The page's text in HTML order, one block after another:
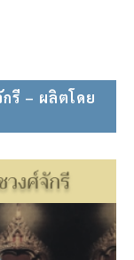
รี – ผลิตโดย